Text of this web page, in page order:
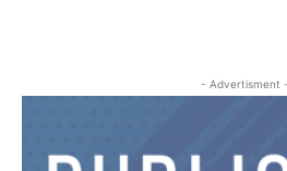
- Advertisment -